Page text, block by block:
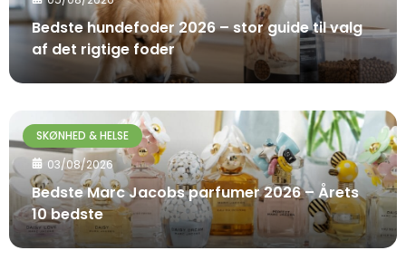
Bedste hundefoder 2026 – stor guide til valg
af det rigtige foder
SKØNHED & HELSE
03/08/2026
Bedste Marc Jacobs parfumer 2026 – Årets
10 bedste